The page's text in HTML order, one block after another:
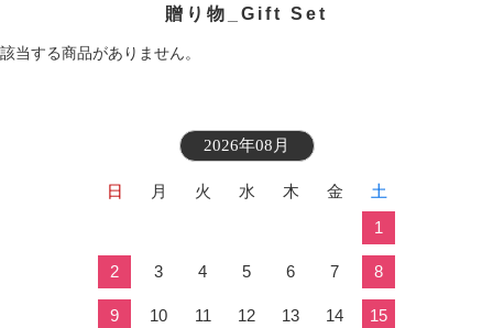
贈り物_Gift Set
該当する商品がありません。
2026年08月
日 月 火 水 木 金
土
1
2 3 4 5 6 7 8
9 10 11 12 13 14 15